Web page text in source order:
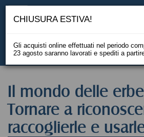
Il mondo delle
Tornare a
raccoglierle e
CHIUSURA ESTIVA!
Gli acquisti online effettuati nel periodo
23 agosto saranno lavorati e spediti a